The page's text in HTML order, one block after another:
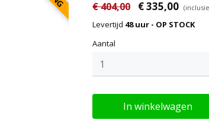
€ 404,00 € 335,00
Levertijd 48 uur - OP STOCK
Aantal
In winkelwagen